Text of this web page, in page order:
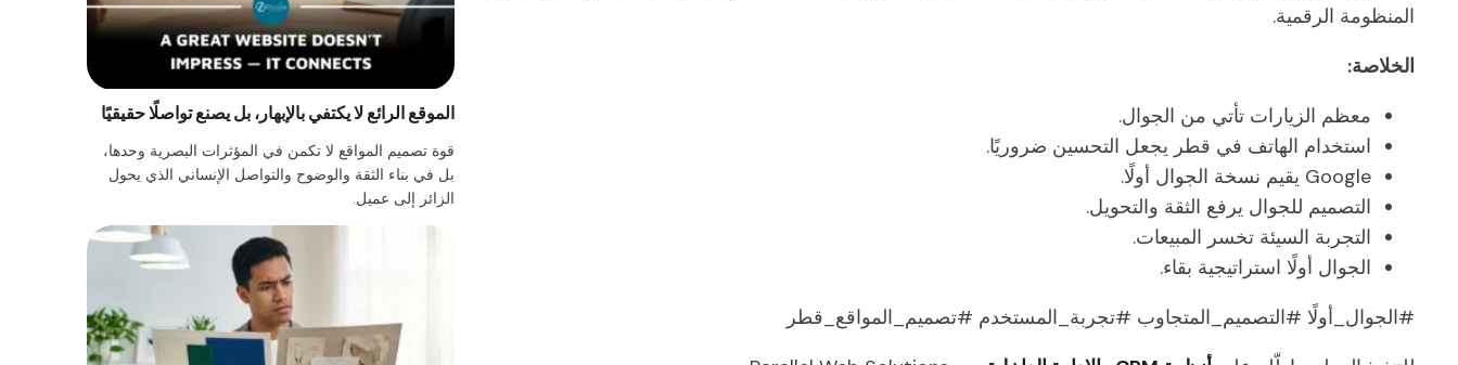
المنظومة الرقمية.
الخلاصة:
معظم الزيارات تأتي من الجوال.
استخدام الهاتف في قطر يجعل التحسين ضروريًا.
Google يقيم نسخة الجوال أولًا.
التصميم للجوال يرفع الثقة والتحويل.
التجربة السيئة تخسر المبيعات.
الجوال أولًا استراتيجية بقاء.
#الجوال_أولًا #التصميم_المتجاوب #تجربة_المستخدم #تصميم_المواقع_قطر
الموقع الرائع لا يكتفي بالإبهار، بل يصنع تواصلًا حقيقيًا
قوة تصميم المواقع لا تكمن في المؤثرات البصرية وحدها،
بل في بناء الثقة والوضوح والتواصل الإنساني الذي يحول
الزائر إلى عميل.